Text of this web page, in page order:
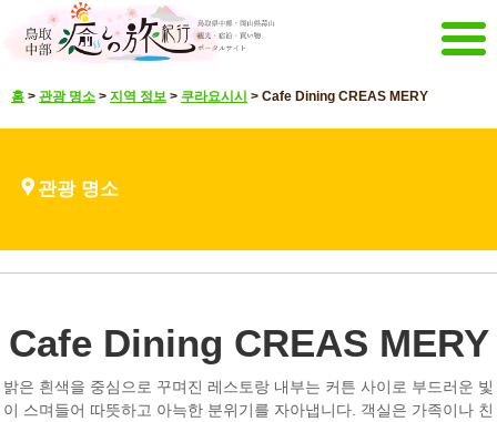
홈 이벤트 캠페인
볼거리 영상
매거진&팜플렛
기타 메뉴
홈 > 관광 명소 > 지역 정보 > 쿠라요시시 > Cafe Dining CREAS MERY
관광 명소
Cafe Dining CREAS MERY
밝은 흰색을 중심으로 꾸며진 레스토랑 내부는 커튼 사이로 부드러운 빛
이 스며들어 따뜻하고 아늑한 분위기를 자아냅니다. 객실은 가족이나 친